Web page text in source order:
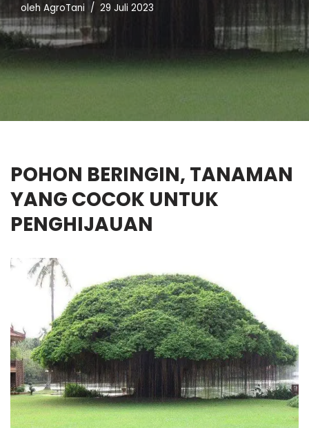
oleh AgroTani 29 Juli 2023
POHON BERINGIN, TANAMAN
YANG COCOK UNTUK
PENGHIJAUAN